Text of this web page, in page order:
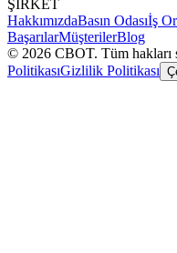
ŞİRKET
HakkımızdaBasın Odasıİş
BaşarılarMüşterilerBlog
© 2026 CBOT. Tüm hakları
PolitikasıGizlilik Politikası